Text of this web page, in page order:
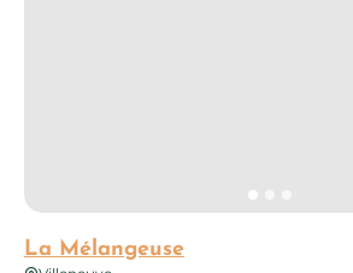
La Mélangeuse